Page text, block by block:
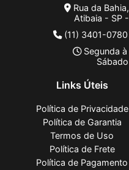
Rua da
Atibaia - SP
(11) 3401-0780
Segunda à
Links Úteis
Política de Privacidade
Política de Garantia
Termos de Uso
Política de Frete
Política de Pagamento